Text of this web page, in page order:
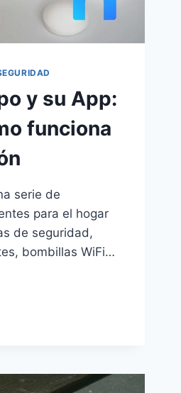
y su App:
funciona
serie de
para el hogar
de seguridad,
bombillas WiFi…